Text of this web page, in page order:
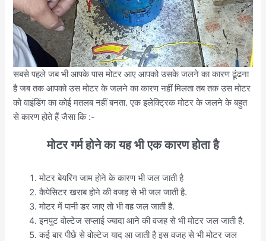
सबसे पहले जब भी आपके पास मोटर आए आपको उसके जलने का कारण ढूंढना
है जब तक आपको उस मोटर के जलने का कारण नहीं मिलता तब तक उस मोटर
को वाइंडिंग का कोई मतलब नहीं बनता. एक इलेक्ट्रिक मोटर के जलने के बहुत
से कारण होते हैं जैसा कि :-
मोटर गर्म होने का यह भी एक कारण होता है
मोटर बेयरिंग जाम होने के कारण भी जल जाती है
कैपेसिटर खराब होने की वजह से भी जल जाती है.
मोटर में पानी डर जाए तो भी वह जल जाती है.
इनपुट वोल्टेज सप्लाई ज्यादा आने की वजह से भी मोटर जल जाती है.
कई बार पीछे से वोल्टेज याद आ जाती है इस वजह से भी मोटर जल